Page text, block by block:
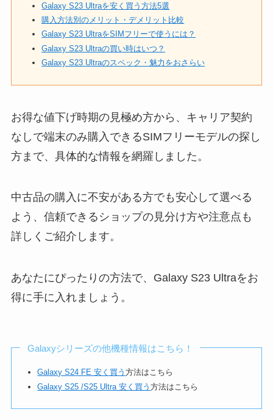
Galaxy S23 Ultraを安く買う方法5選
購入方法別のメリット・デメリット比較
Galaxy S23 UltraをSIMフリーで使うには？
Galaxy S23 Ultraの買い時はいつ？
Galaxy S23 Ultraのスペック・魅力をおさらい
お得な値下げ時期の見極め方から、キャリア契約
なしで端末のみ購入できるSIMフリーモデルの探し
方まで、具体的な情報を網羅しました。
中古品の購入に不安がある方でも安心して選べる
よう、信頼できるショップの見分け方や注意点も
詳しくご紹介します。
あなたにぴったりの方法で、Galaxy S23 Ultraをお
得に手に入れましょう。
Galaxyシリーズの他機種情報はこちら！
Galaxy S24 FE 安く買う方法はこちら
Galaxy S25 /S25 Ultra 安く買う方法はこちら